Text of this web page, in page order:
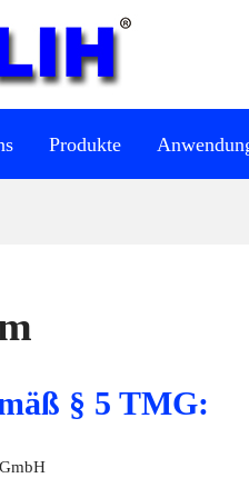
Produkte
§ 5 TMG: